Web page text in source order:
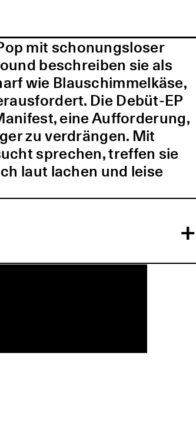
mit schonungsloser
beschreiben sie als
wie Blauschimmelkäse,
Die Debüt-EP
eine Aufforderung,
zu verdrängen. Mit
sprechen, treffen sie
laut lachen und leise